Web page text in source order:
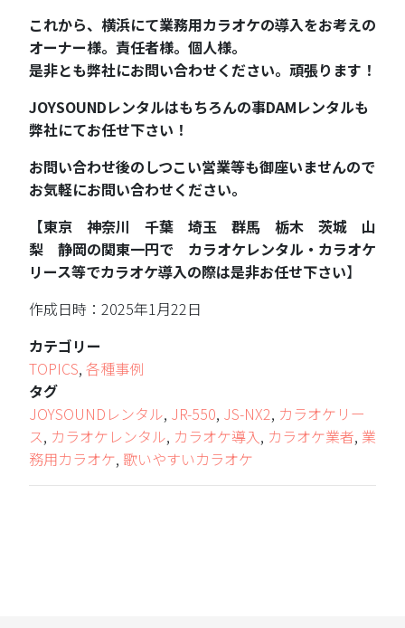
これから、横浜にて業務用カラオケの導入をお考えの
オーナー様。責任者様。個人様。
是非とも弊社にお問い合わせください。頑張ります！
JOYSOUNDレンタルはもちろんの事DAMレンタルも
弊社にてお任せ下さい！
お問い合わせ後のしつこい営業等も御座いませんので
お気軽にお問い合わせください。
【東京 神奈川 千葉 埼玉 群馬 栃木 茨城 山
梨 静岡の関東一円で カラオケレンタル・カラオケ
リース等でカラオケ導入の際は是非お任せ下さい】
作成日時：2025年1月22日
カテゴリー
TOPICS, 各種事例
タグ
JOYSOUNDレンタル, JR-550, JS-NX2, カラオケリー
ス, カラオケレンタル, カラオケ導入, カラオケ業者, 業
務用カラオケ, 歌いやすいカラオケ